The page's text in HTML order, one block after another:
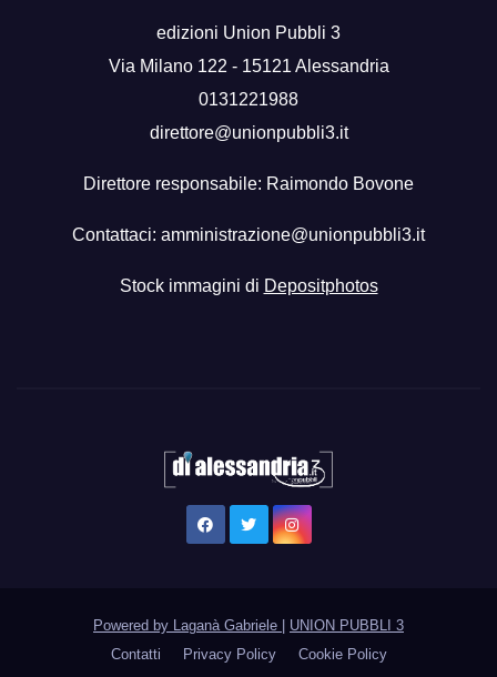
edizioni Union Pubbli 3
Via Milano 122 - 15121 Alessandria
0131221988
direttore@unionpubbli3.it
Direttore responsabile: Raimondo Bovone
Contattaci: amministrazione@unionpubbli3.it
Stock immagini di Depositphotos
Powered by Laganà Gabriele
UNION PUBBLI 3
Contatti
Privacy Policy Cookie Policy